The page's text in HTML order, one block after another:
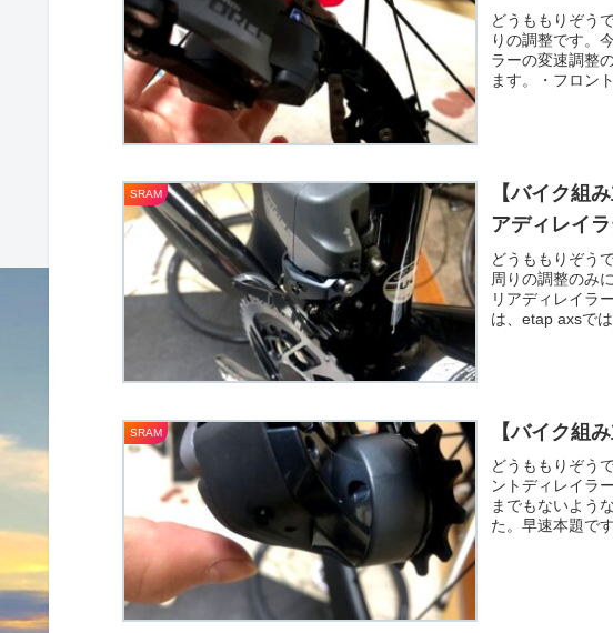
どうももりぞう
りの調整です。
ラーの変速調整
ます。・フロン
SRAM
【バイク組
アディレイ
どうももりぞう
周りの調整のみ
リアディレイラ
は、etap axsで
SRAM 【バイク組
どうももりぞう
ントディレイラ
までもないよう
た。早速本題で